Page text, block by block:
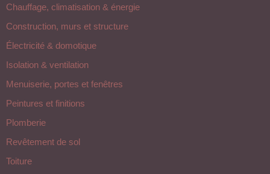
Chauffage, climatisation & énergie
Construction, murs et structure
Électricité & domotique
Isolation & ventilation
Menuiserie, portes et fenêtres
Peintures et finitions
Plomberie
Revêtement de sol
Toiture